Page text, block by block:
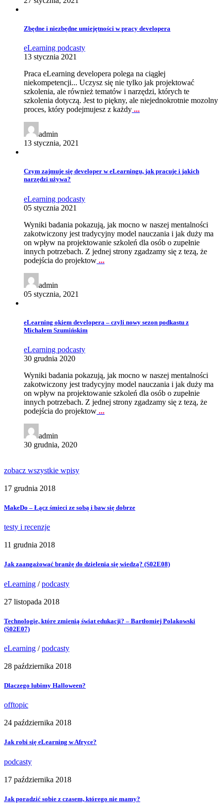
Zbędne i niezbędne umiejętności w pracy developera
eLearning podcasty
13 stycznia 2021
Praca eLearning developera polega na ciągłej
niekompetencji... Uczysz się nie tylko jak projektować
szkolenia, ale również tematów i narzędzi, których te
szkolenia dotyczą. Jest to piękny, ale niejednokrotnie mozolny
proces, który podejmujesz z każdy ...
admin
13 stycznia, 2021
Czym zajmuje się developer w eLearningu, jak pracuje i jakich
narzędzi używa?
eLearning podcasty
05 stycznia 2021
Wyniki badania pokazują, jak mocno w naszej mentalności
zakotwiczony jest tradycyjny model nauczania i jak duży ma
on wpływ na projektowanie szkoleń dla osób o zupełnie
innych potrzebach. Z jednej strony zgadzamy się z tezą, że
podejścia do projektow ...
admin
05 stycznia, 2021
eLearning okiem developera – czyli nowy sezon podkastu z
Michałem Szumińskim
eLearning podcasty
30 grudnia 2020
Wyniki badania pokazują, jak mocno w naszej mentalności
zakotwiczony jest tradycyjny model nauczania i jak duży ma
on wpływ na projektowanie szkoleń dla osób o zupełnie
innych potrzebach. Z jednej strony zgadzamy się z tezą, że
podejścia do projektow ...
admin
30 grudnia, 2020
zobacz wszystkie wpisy
17 grudnia 2018
MakeDo – Łącz śmieci ze sobą i baw się dobrze
testy i recenzje
11 grudnia 2018
Jak zaangażować branżę do dzielenia się wiedzą? (S02E08)
eLearning /podcasty
27 listopada 2018
Technologie, które zmienią świat edukacji? – Bartłomiej Polakowski
(S02E07)
eLearning /podcasty
28 października 2018
Dlaczego lubimy Halloween?
offtopic
24 października 2018
Jak robi się eLearning w Afryce?
podcasty
17 października 2018
Jak poradzić sobie z czasem, którego nie mamy?